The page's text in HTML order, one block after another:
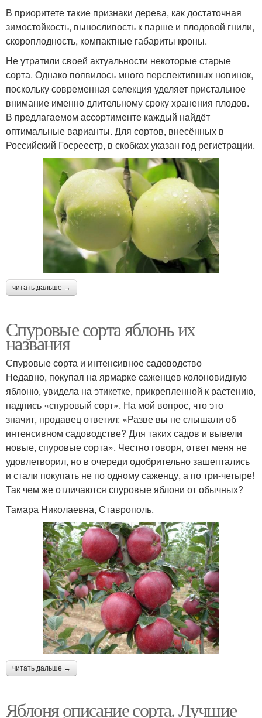
В приоритете такие признаки дерева, как достаточная
зимостойкость, выносливость к парше и плодовой гнили,
скороплодность, компактные габариты кроны.
Не утратили своей актуальности некоторые старые
сорта. Однако появилось много перспективных новинок,
поскольку современная селекция уделяет пристальное
внимание именно длительному сроку хранения плодов.
В предлагаемом ассортименте каждый найдёт
оптимальные варианты. Для сортов, внесённых в
Российский Госреестр, в скобках указан год регистрации.
читать дальше →
Спуровые сорта яблонь их
названия
Спуровые сорта и интенсивное садоводство
Недавно, покупая на ярмарке саженцев колоновидную
яблоню, увидела на этикетке, прикрепленной к растению,
надпись «спуровый сорт». На мой вопрос, что это
значит, продавец ответил: «Разве вы не слышали об
интенсивном садоводстве? Для таких садов и вывели
новые, спуровые сорта». Честно говоря, ответ меня не
удовлетворил, но в очереди одобрительно зашептались
и стали покупать не по одному саженцу, а по три-четыре!
Так чем же отличаются спуровые яблони от обычных?
Тамара Николаевна, Ставрополь.
читать дальше →
Яблоня описание сорта. Лучшие